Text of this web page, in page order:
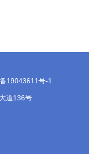
19043611号-1
道136号